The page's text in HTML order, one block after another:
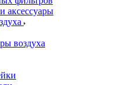
аксессуары
воздуха